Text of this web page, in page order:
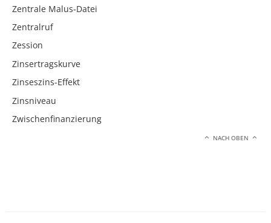
Zentrale Malus-Datei
Zentralruf
Zession
Zinsertragskurve
Zinseszins-Effekt
Zinsniveau
Zwischenfinanzierung
NACH OBEN